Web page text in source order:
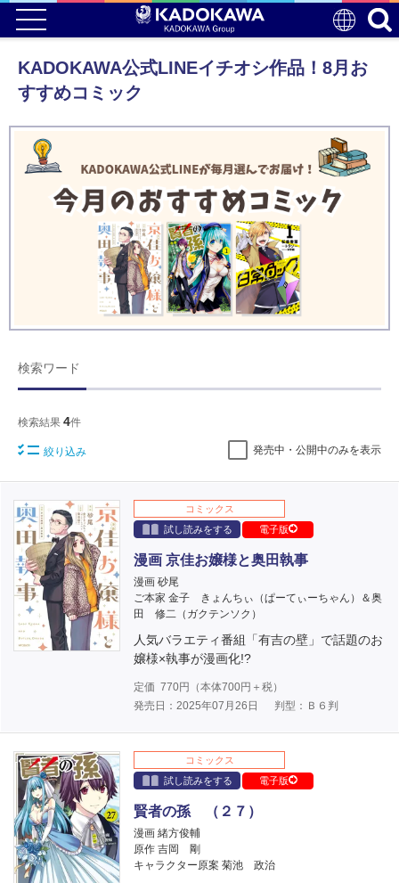
KADOKAWA公式LINEイチオシ作品！8月お
すすめコミック
検索ワード
検索結果 4件
絞り込み 発売中・公開中のみを表示
コミックス
試し読みをする
電子版
漫画 京佳お嬢様と奥田執事
漫画 砂尾
ご本家 金子 きょんちぃ（ぱーてぃーちゃん）＆奥
田 修二（ガクテンソク）
人気バラエティ番組「有吉の壁」で話題のお
嬢様×執事が漫画化!?
定価 770円（本体700円＋税）
発売日：2025年07月26日
判型：Ｂ６判
コミックス
試し読みをする
電子版
賢者の孫 （２７）
漫画 緒方俊輔
原作 吉岡 剛
キャラクター原案 菊池 政治